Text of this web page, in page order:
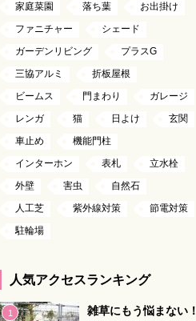
家庭菜園
落ち葉
お出掛け
ファニチャー
シェード
ガーデンリビング
プラスG
三協アルミ
折板屋根
ビームス
門まわり
ガレージ
レンガ
猫 日よけ
玄関
車止め
機能門柱
インターホン
表札
立水栓
外壁
害虫
自然石
人工芝
紫外線対策
節電対策
駐輪場
人気アクセスランキング
雑草にもう悩まない！